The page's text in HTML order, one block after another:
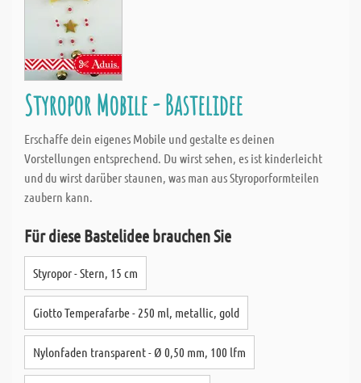
Styropor Mobile - Bastelidee
Erschaffe dein eigenes Mobile und gestalte es deinen
Vorstellungen entsprechend. Du wirst sehen, es ist kinderleicht
und du wirst darüber staunen, was man aus Styroporformteilen
zaubern kann.
Für diese Bastelidee brauchen Sie
Styropor - Stern, 15 cm
Giotto Temperafarbe - 250 ml, metallic, gold
Nylonfaden transparent - Ø 0,50 mm, 100 lfm